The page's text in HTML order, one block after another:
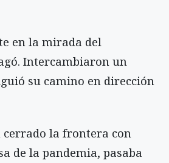
en la mirada del
Intercambiaron un
su camino en dirección
cerrado la frontera con
de la pandemia, pasaba